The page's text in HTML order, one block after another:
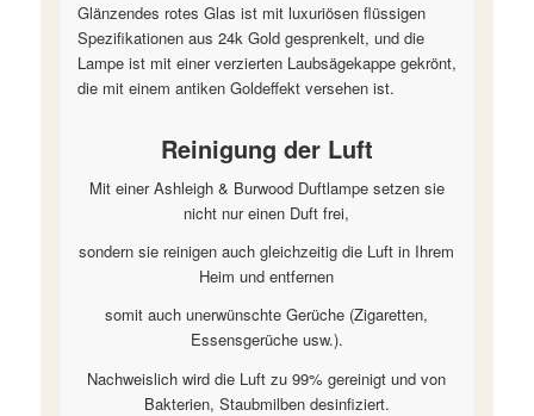
Glänzendes rotes Glas ist mit luxuriösen flüssigen
Spezifikationen aus 24k Gold gesprenkelt, und die
Lampe ist mit einer verzierten Laubsägekappe gekrönt,
die mit einem antiken Goldeffekt versehen ist.
Reinigung der Luft
Mit einer Ashleigh & Burwood Duftlampe setzen sie
nicht nur einen Duft frei,
sondern sie reinigen auch gleichzeitig die Luft in Ihrem
Heim und entfernen
somit auch unerwünschte Gerüche (Zigaretten,
Essensgerüche usw.).
Nachweislich wird die Luft zu 99% gereinigt und von
Bakterien, Staubmilben desinfiziert.